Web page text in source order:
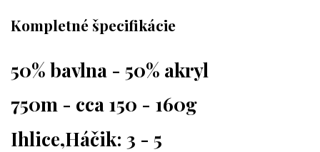
Kompletné špecifikácie
50% bavlna - 50% akryl
750m - cca 150 - 160g
Ihlice,Háčik: 3 - 5